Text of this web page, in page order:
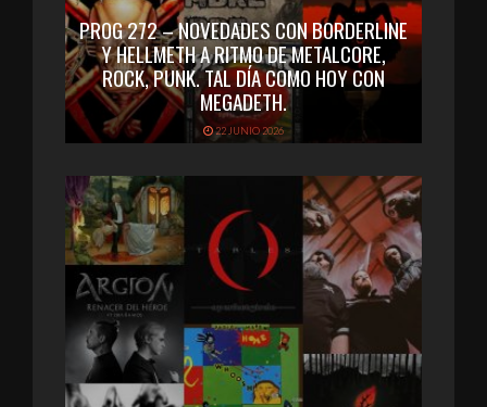
PROG 272 – NOVEDADES CON BORDERLINE
Y HELLMETH A RITMO DE METALCORE,
ROCK, PUNK. TAL DÍA COMO HOY CON
MEGADETH.
22 JUNIO 2026